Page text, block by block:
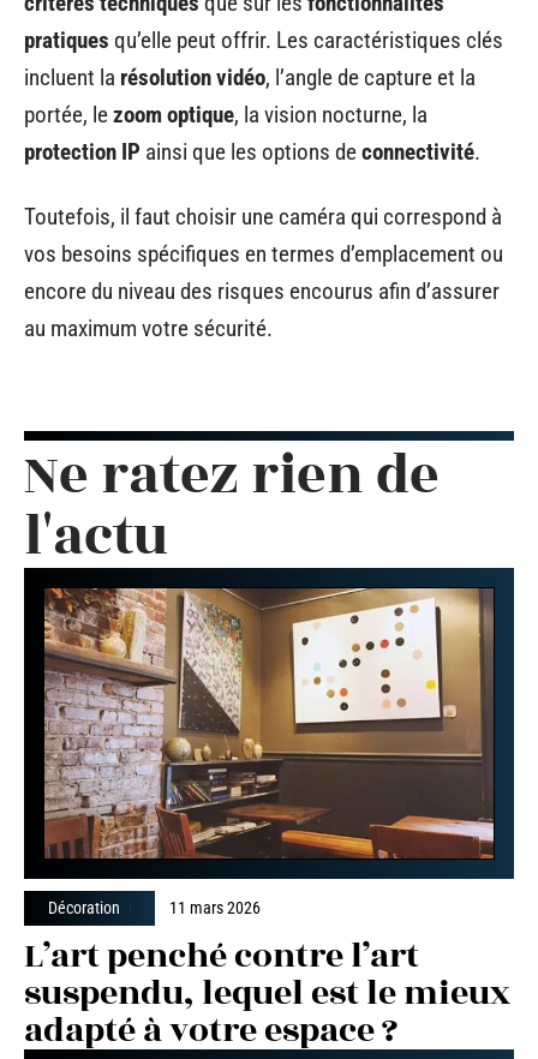
pratiques qu’elle peut offrir. Les caractéristiques clés
incluent la résolution vidéo, l’angle de capture et la
portée, lezoom optique, la vision nocturne, la
protection IP ainsi que les options deconnectivité.
Toutefois, il faut choisir une caméra qui correspond à
vos besoins spécifiques en termes d’emplacement ou
encore du niveau des risques encourus afin d’assurer
au maximum votre sécurité.
Ne ratez rien de
l'actu
Décoration 11 mars 2026
L’art penché contre l’art
suspendu, lequel est le mieux
adapté à votre espace ?